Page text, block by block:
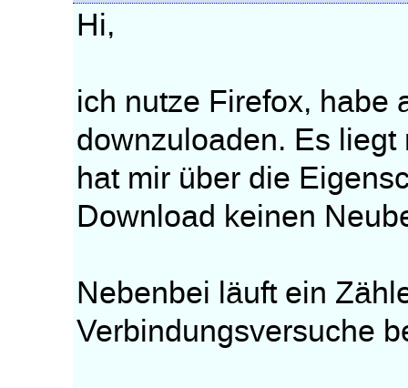
Hi,
ich nutze Firefox, habe
downzuloaden. Es
hat mir über die
Download keinen
Nebenbei läuft ein
Verbindungsversuche